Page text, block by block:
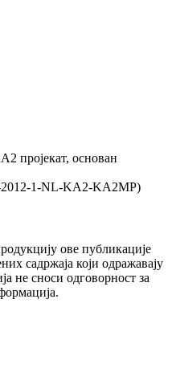
пројекат, основан
2012-1-NL-KA2-KA2MP)
ове публикације
садржаја који одражавају
не сноси одговорност за